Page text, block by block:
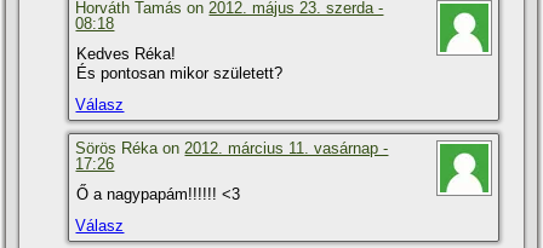
Horváth Tamás on2012. május 23. szerda -
08:18
Kedves Réka!
És pontosan mikor született?
Válasz
Sörös Réka on2012. március 11. vasárnap -
17:26
Ő a nagypapám!!!!!! <3
Válasz